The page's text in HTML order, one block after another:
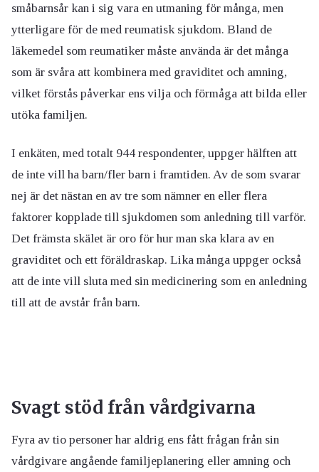
småbarnsår kan i sig vara en utmaning för många, men
ytterligare för de med reumatisk sjukdom. Bland de
läkemedel som reumatiker måste använda är det många
som är svåra att kombinera med graviditet och amning,
vilket förstås påverkar ens vilja och förmåga att bilda eller
utöka familjen.
I enkäten, med totalt 944 respondenter, uppger hälften att
de inte vill ha barn/fler barn i framtiden. Av de som svarar
nej är det nästan en av tre som nämner en eller flera
faktorer kopplade till sjukdomen som anledning till varför.
Det främsta skälet är oro för hur man ska klara av en
graviditet och ett föräldraskap. Lika många uppger också
att de inte vill sluta med sin medicinering som en anledning
till att de avstår från barn.
Svagt stöd från vårdgivarna
Fyra av tio personer har aldrig ens fått frågan från sin
vårdgivare angående familjeplanering eller amning och